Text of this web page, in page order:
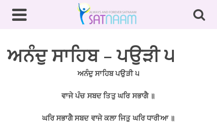
ਅਨੰਦੁ ਸਾਹਿਬ – ਪਉੜੀ ੫
ਅਨੰਦੁ ਸਾਹਿਬ ਪਉੜੀ ੫
ਵਾਜੇ ਪੰਚ ਸਬਦ ਤਿਤੁ ਘਰਿ ਸਭਾਗੈ ॥
ਘਰਿ ਸਭਾਗੈ ਸਬਦ ਵਾਜੇ ਕਲਾ ਜਿਤੁ ਘਰਿ ਧਾਰੀਆ ॥